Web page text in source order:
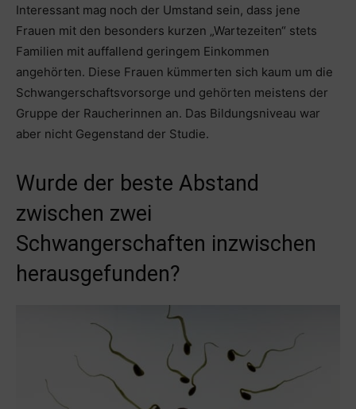
Interessant mag noch der Umstand sein, dass jene
Frauen mit den besonders kurzen „Wartezeiten“ stets
Familien mit auffallend geringem Einkommen
angehörten. Diese Frauen kümmerten sich kaum um die
Schwangerschaftsvorsorge und gehörten meistens der
Gruppe der Raucherinnen an. Das Bildungsniveau war
aber nicht Gegenstand der Studie.
Wurde der beste Abstand
zwischen zwei
Schwangerschaften inzwischen
herausgefunden?